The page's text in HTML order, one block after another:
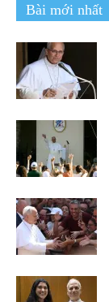
Bài mới nhất